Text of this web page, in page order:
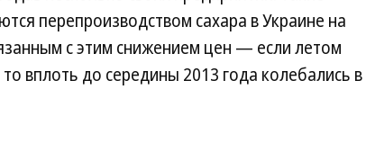
перепроизводством сахара в Украине на
с этим снижением цен — если летом
вплоть до середины 2013 года колебались в